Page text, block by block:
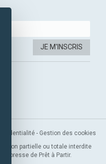
JE M'INSCRIS
- Gestion des cookies
partielle ou totale interdite
expresse de Prêt à Partir.